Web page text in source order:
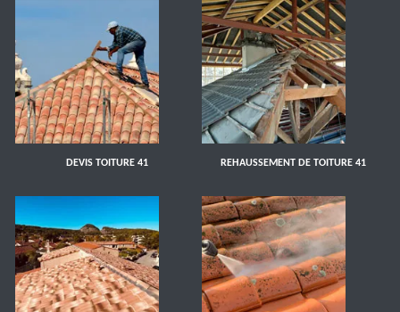
DEVIS TOITURE 41 REHAUSSEMENT DE TOITURE 41